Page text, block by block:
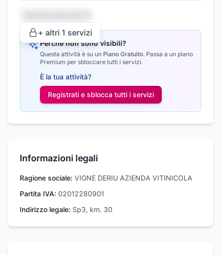
+ altri 1 servizi
Perché non sono visibili?
Questa attività è su un Piano Gratuito. Passa a un piano
Premium per sbloccare tutti i servizi.
È la tua attività?
Registrati e sblocca tutti i servizi
Informazioni legali
Ragione sociale: VIGNE DERIU AZIENDA VITINICOLA
Partita IVA: 02012280901
Indirizzo legale: Sp3, km. 30